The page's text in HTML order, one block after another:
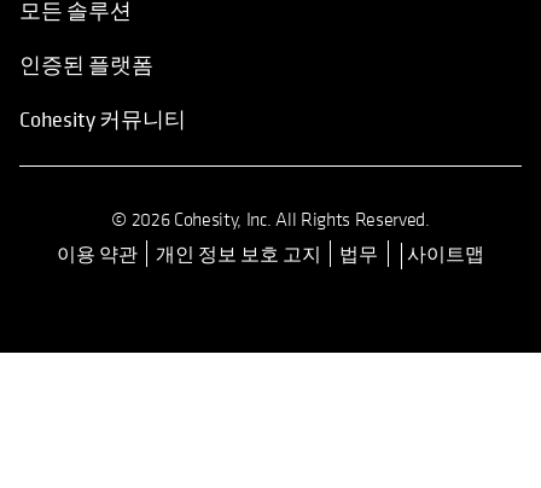
모든 솔루션
인증된 플랫폼
Cohesity 커뮤니티
© 2026 Cohesity, Inc. All Rights Reserved.
이용 약관 opens in a new tab
개인 정보 보호 고지 법무 사이트맵